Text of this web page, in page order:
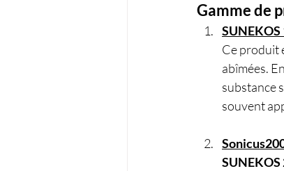
Gamme de
Ce produit
abîmées.
substance
souvent
SUNEKOS